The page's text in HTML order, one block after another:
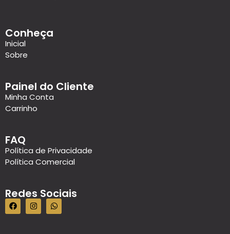
Conheça
Inicial
Sobre
Painel do Cliente
Minha Conta
Carrinho
FAQ
Política de Privacidade
Política Comercial
Redes Sociais